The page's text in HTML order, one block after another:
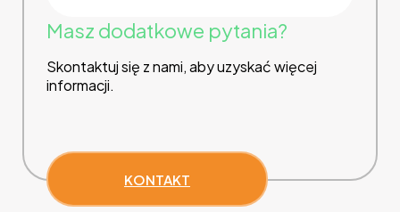
Masz dodatkowe pytania?
Skontaktuj się z nami, aby uzyskać więcej
informacji.
KONTAKT